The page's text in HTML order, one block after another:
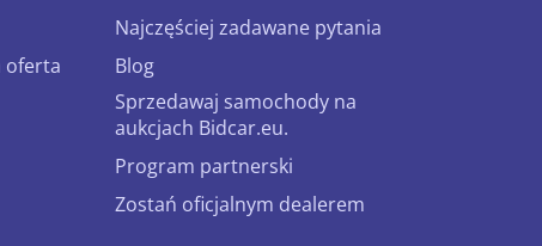
oferta
Najczęściej zadawane pytania
Blog
Sprzedawaj samochody na
aukcjach Bidcar.eu.
Program partnerski
Zostań oficjalnym dealerem